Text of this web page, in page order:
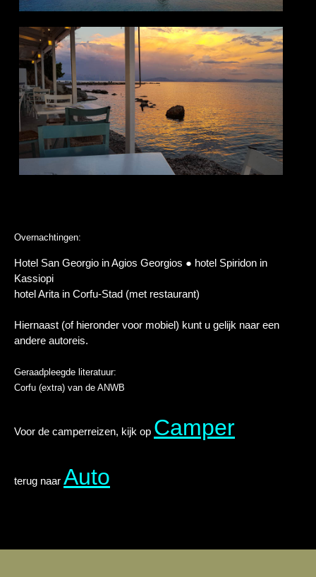
Overnachtingen:
Hotel San Georgio in Agios Georgios ● hotel Spiridon in
Kassiopi
hotel Arita in Corfu-Stad (met restaurant)
Hiernaast (of hieronder voor mobiel) kunt u gelijk naar een
andere autoreis.
Geraadpleegde literatuur:
Corfu (extra) van de ANWB
Voor de camperreizen, kijk op Camper
terug naar Auto